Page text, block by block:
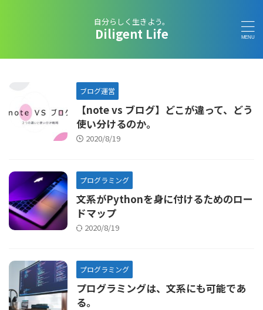
自分らしく生きよう。
Diligent Life
ブログ運営
【note vs ブログ】どこが違って、どう
使い分けるのか。
2020/8/19
プログラミング
文系がPythonを身に付けるためのロー
ドマップ
2020/8/19
プログラミング
プログラミングは、文系にも可能であ
る。